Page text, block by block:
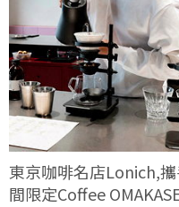
東京咖啡名店Lonich,
間限定Coffee